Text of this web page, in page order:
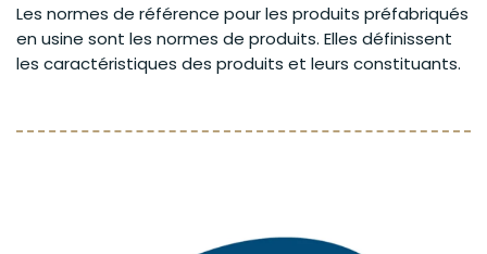
Les normes de référence pour les produits préfabriqués
en usine sont les normes de produits. Elles définissent
les caractéristiques des produits et leurs constituants.